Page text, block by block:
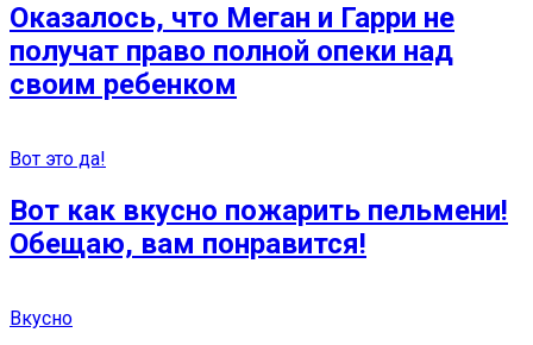
Оказалось, что Меган и Гарри не
получат право полной опеки над
своим ребенком
Вот это да!
Вот как вкусно пожарить пельмени!
Обещаю, вам понравится!
Вкусно